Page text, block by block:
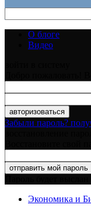
О блоге
Видео
Забыли пароль?
Экономика и